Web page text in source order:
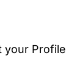
your Profile